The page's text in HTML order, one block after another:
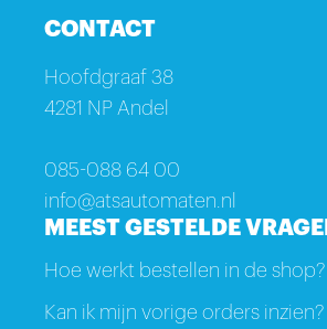
CONTACT
Hoofdgraaf 38
4281 NP Andel
085-088 64 00
info@atsautomaten.nl
MEEST GESTELDE
Hoe werkt bestellen in de shop?
Kan ik mijn vorige orders inzien?